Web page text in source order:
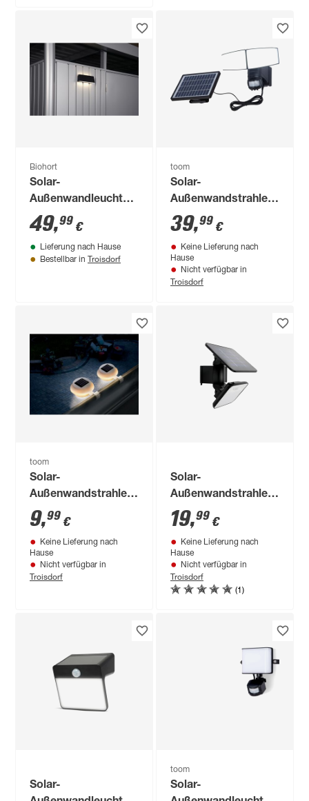
Biohort
Solar-
Außenwandleuchte
mit
Bewegungssensor
600 lm
tageslichtweiß IP 44
49,99 €
Lieferung nach Hause
Bestellbar in Troisdorf
toom
Solar-
Außenwandstrahler
mit
Bewegungssensor
tageslichtweiß IP 44
24 x 15,5 cm
39,99 €
Keine Lieferung nach
Hause
Nicht verfügbar in
Troisdorf
toom
Solar-
Außenwandstrahler
neutralweiß IP 44
9,99 €
Keine Lieferung nach
Hause
Nicht verfügbar in
Troisdorf
Solar-
Außenwandstrahler
mit
Bewegungssensor
400 lm neutralweiß
IP 44 16,1 x 16,5 x 6
cm
19,99 €
Keine Lieferung nach
Hause
Nicht verfügbar in
Troisdorf
(1)
Solar-
toom
Solar-